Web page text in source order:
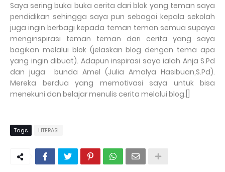
Saya sering buka buka cerita dari blok yang teman saya
pendidikan sehingga saya pun sebagai kepala sekolah
juga ingin berbagi kepada teman teman semua supaya
menginspirasi teman teman dari cerita yang saya
bagikan melalui blok (jelaskan blog dengan tema apa
yang ingin dibuat). Adapun inspirasi saya ialah Anja S.Pd
dan juga bunda Amel (Julia Amalya Hasibuan,S.Pd).
Mereka berdua yang memotivasi saya untuk bisa
menekuni dan belajar menulis cerita melalui blog.[]
Tags LITERASI